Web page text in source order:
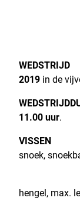
WEDSTRIJD
2019 in de
11.00 uur.
VISSEN
:
snoek,
Jeugd
hengel, max.